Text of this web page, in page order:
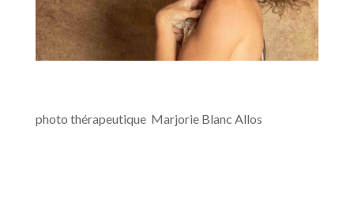
photo thérapeutique Marjorie Blanc Allos